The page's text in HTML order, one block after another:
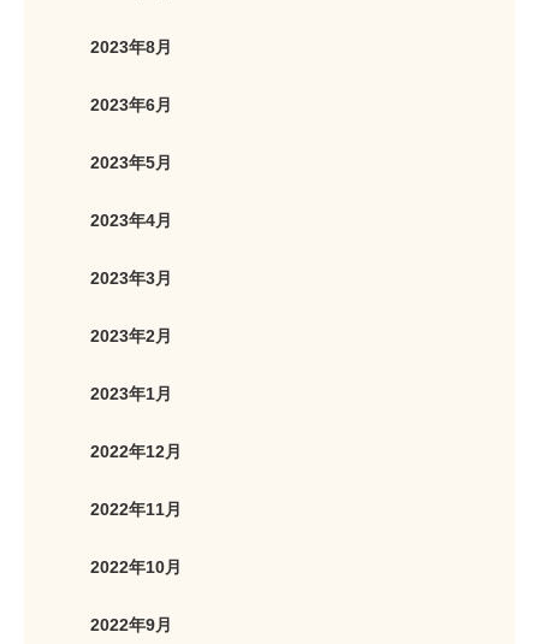
2023年8月
2023年6月
2023年5月
2023年4月
2023年3月
2023年2月
2023年1月
2022年12月
2022年11月
2022年10月
2022年9月